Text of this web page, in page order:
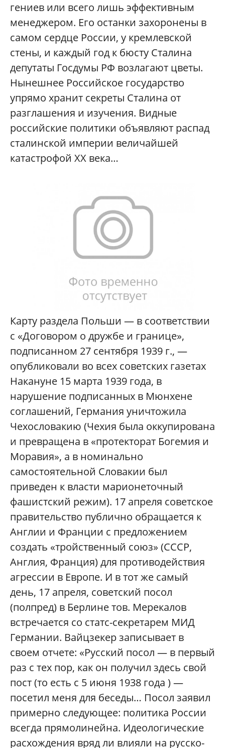
гениев или всего лишь эффективным
менеджером. Его останки захоронены в
самом сердце России, у кремлевской
стены, и каждый год к бюсту Сталина
депутаты Госдумы РФ возлагают цветы.
Нынешнее Российское государство
упрямо хранит секреты Сталина от
разглашения и изучения. Видные
российские политики объявляют распад
сталинской империи величайшей
катастрофой XX века…
Карту раздела Польши — в соответствии
с «Договором о дружбе и границе»,
подписанном 27 сентября 1939 г., —
опубликовали во всех советских газетах
Накануне 15 марта 1939 года, в
нарушение подписанных в Мюнхене
соглашений, Германия уничтожила
Чехословакию (Чехия была оккупирована
и превращена в «протекторат Богемия и
Моравия», а в номинально
самостоятельной Словакии был
приведен к власти марионеточный
фашистский режим). 17 апреля советское
правительство публично обращается к
Англии и Франции с предложением
создать «тройственный союз» (СССР,
Англия, Франция) для противодействия
агрессии в Европе. И в тот же самый
день, 17 апреля, советский посол
(полпред) в Берлине тов. Мерекалов
встречается со статс-секретарем МИД
Германии. Вайцзекер записывает в
своем отчете: «Русский посол — в первый
раз с тех пор, как он получил здесь свой
пост (то есть с 5 июня 1938 года ) —
посетил меня для беседы… Посол заявил
примерно следующее: политика России
всегда прямолинейна. Идеологические
расхождения вряд ли влияли на русско-